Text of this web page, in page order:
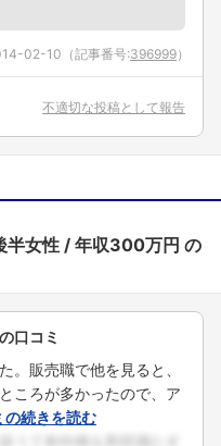
02-10 （記事番号:396999）
不適切な投稿として報告
半女性 年収300万円 の
口コミ
。販売職で他を見ると、
ころが多かったので、ア
の続きを読む